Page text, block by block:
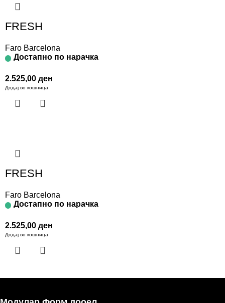
FRESH
Faro Barcelona
Достапно по нарачка
2.525,00 ден
Додај во кошница
FRESH
Faro Barcelona
Достапно по нарачка
2.525,00 ден
Додај во кошница